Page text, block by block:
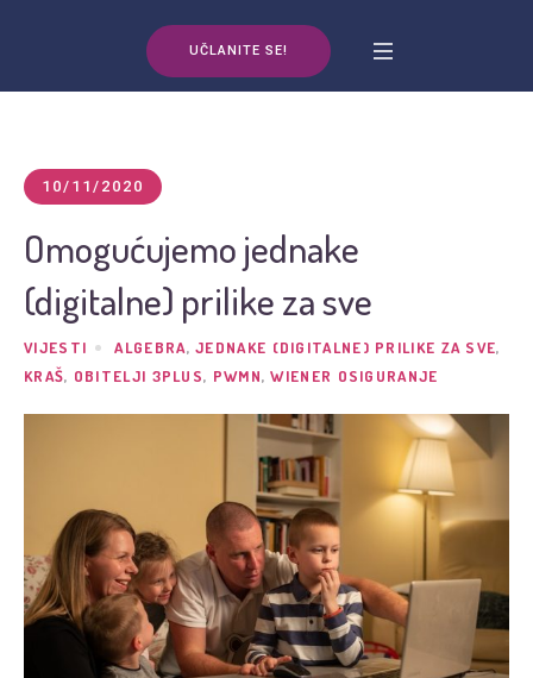
UČLANITE SE!
10/11/2020
Omogućujemo jednake
(digitalne) prilike za sve
VIJESTI ALGEBRA,JEDNAKE (DIGITALNE) PRILIKE ZA SVE,
KRAŠ, OBITELJI 3PLUS, PWMN,WIENER OSIGURANJE